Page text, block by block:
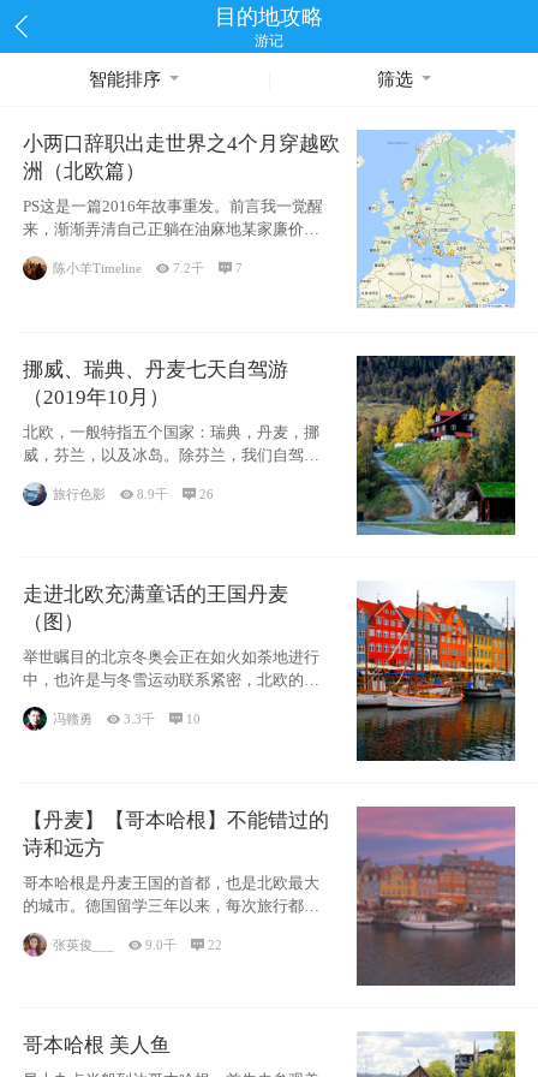
目的地攻略
游记
智能排序 筛选
小两口辞职出走世界之4个月穿越欧
洲（北欧篇）
PS这是一篇2016年故事重发。前言我一觉醒
来，渐渐弄清自己正躺在油麻地某家廉价宾
馆
陈小羊Timeline 7.2千 7
挪威、瑞典、丹麦七天自驾游
（2019年10月）
北欧，一般特指五个国家：瑞典，丹麦，挪
威，芬兰，以及冰岛。除芬兰，我们自驾游
旅行色影 8.9千 26
走进北欧充满童话的王国丹麦
（图）
举世瞩目的北京冬奥会正在如火如荼地进行
中，也许是与冬雪运动联系紧密，北欧的一
些国家因
冯赣勇 3.3千  10
【丹麦】【哥本哈根】不能错过的
诗和远方
哥本哈根是丹麦王国的首都，也是北欧最大
的城市。德国留学三年以来，每次旅行都是
张英俊___ 9.0千 22
哥本哈根 美人鱼